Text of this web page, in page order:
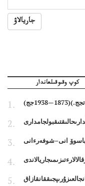
جاريالاۋ
كوپ وقىوقىلعاندار
انى–شوفەرءانى